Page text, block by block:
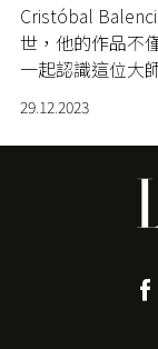
Cristóbal
世，他的作品不
一起認識這位大
29.12.2023